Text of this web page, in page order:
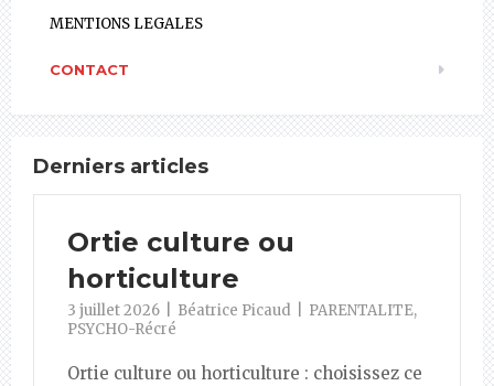
MENTIONS LEGALES
CONTACT
Derniers articles
Ortie culture ou
horticulture
3 juillet 2026 Béatrice Picaud PARENTALITE,
PSYCHO-Récré
Ortie culture ou horticulture : choisissez ce